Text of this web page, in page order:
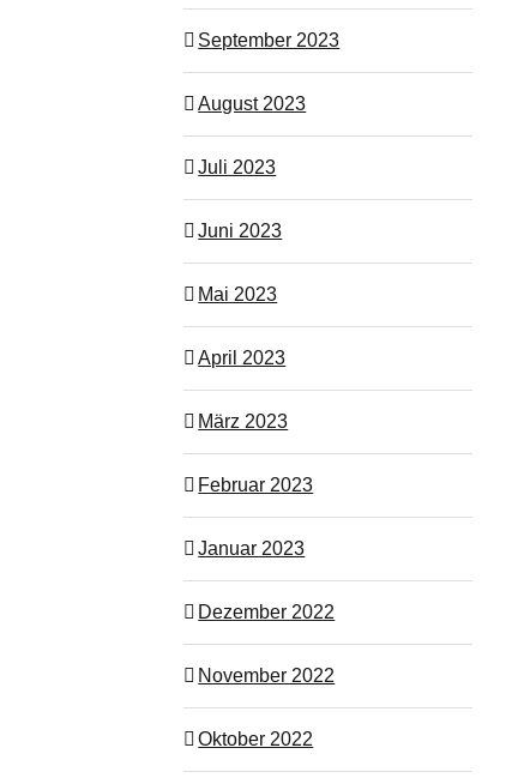
September 2023
August 2023
Juli 2023
Juni 2023
Mai 2023
April 2023
März 2023
Februar 2023
Januar 2023
Dezember 2022
November 2022
Oktober 2022